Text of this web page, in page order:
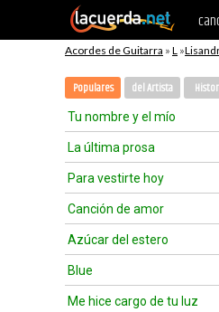
Acordes de Guitarra » L »
Populares del Artista
Tu nombre y el mío
La última prosa
Para vestirte hoy
Canción de amor
Azúcar del estero
Blue
Me hice cargo de tu luz